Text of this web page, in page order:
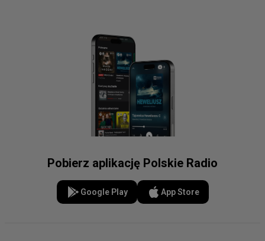
Pobierz aplikację Polskie Radio
Google Play App Store